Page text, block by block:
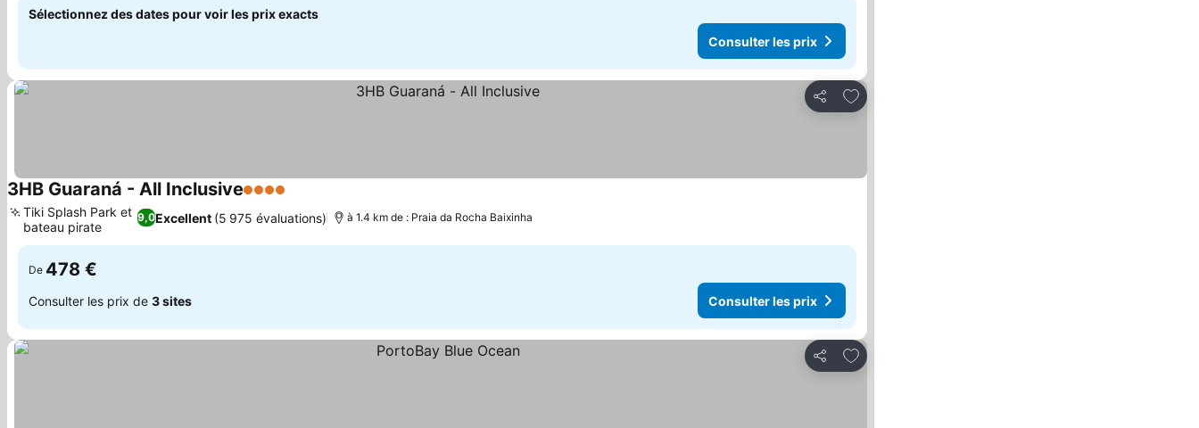
Sélectionnez des dates pour voir les prix exacts
Consulter les prix
Partager
Ajouter à mes favoris
3HB Guaraná - All Inclusive4 Étoiles
9,0Excellent (5 975 évaluations)
Tiki Splash Park et
bateau pirate
à 1.4 km de : Praia da Rocha Baixinha
De 478 €
Consulter les prix de 3 sites Consulter les prix
Partager
Ajouter à mes favoris